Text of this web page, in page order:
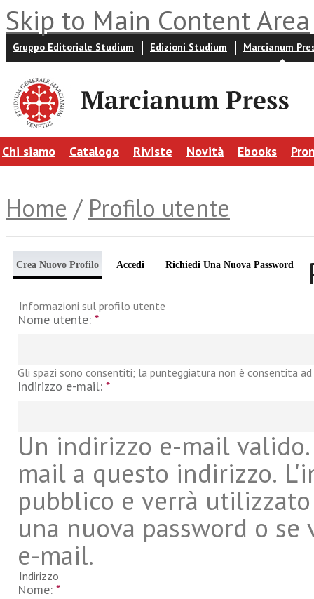
Skip to Main Content Area
Gruppo Editoriale Studium Edizioni Studium Marcianum
Chi siamo Catalogo Riviste Novità Ebooks
Home / Profilo utente
Crea Nuovo Profilo Accedi Richiedi Una Nuova Password
Informazioni sul profilo utente
Nome utente: *
Gli spazi sono consentiti; la punteggiatura non è consentita
Indirizzo e-mail: *
Un indirizzo e-mail
mail a questo indirizzo.
pubblico e verrà
una nuova password o
e-mail.
Indirizzo
Nome: *